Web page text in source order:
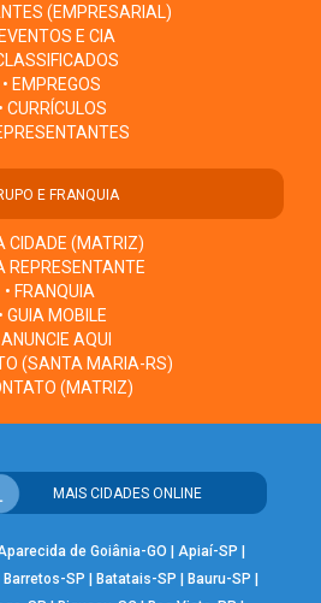
(EMPRESARIAL)
E CIA
• EMPREGOS
• CURRÍCULOS
E FRANQUIA
CIDADE (MATRIZ)
REPRESENTANTE
• FRANQUIA
• GUIA MOBILE
ANUNCIE AQUI
(SANTA MARIA-RS)
(MATRIZ)
MAIS CIDADES ONLINE
de Goiânia-GO Apiaí-SP
Barretos-SP Batatais-SP Bauru-SP